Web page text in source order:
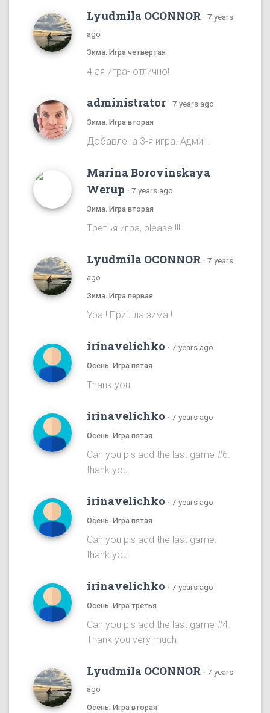
Lyudmila OCONNOR · 7 years
ago
Зима. Игра четвертая
4 ая игра- отлично!
administrator · 7 years ago
Зима. Игра вторая
Добавлена 3-я игра. Админ.
Marina Borovinskaya
Werup · 7 years ago
Зима. Игра вторая
Tретья игра, please !!!!
Lyudmila OCONNOR · 7 years
ago
Зима. Игра первая
Ура ! Пришла зима !
irinavelichko · 7 years ago
Осень. Игра пятая
Thank you.
irinavelichko · 7 years ago
Осень. Игра пятая
Can you pls add the last game #6.
thank you.
irinavelichko · 7 years ago
Осень. Игра пятая
Can you pls add the last game.
thank you.
irinavelichko · 7 years ago
Осень. Игра третья
Can you pls add the last game #4.
Thank you very much.
Lyudmila OCONNOR · 7 years
ago
Осень. Игра вторая